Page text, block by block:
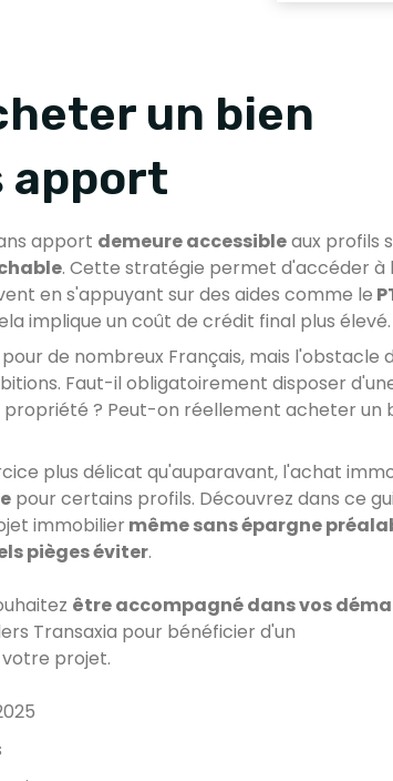
un bien
apport
apport demeure accessibleaux profils
. Cette stratégie permet d'accéder à
en s'appuyant sur des aides comme le
implique un coût de crédit final plus élevé.
de nombreux Français, mais l'obstacle
Faut-il obligatoirement disposer
? Peut-on réellement acheter un
plus délicat qu'auparavant, l'achat
pour certains profils. Découvrez dans ce
immobilier même sans épargne
pièges éviter.
être accompagné dans vos
Transaxia pour bénéficier d'un
projet.